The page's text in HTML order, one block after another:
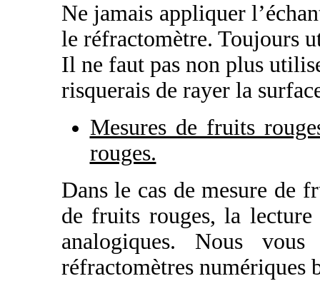
Ne jamais appliquer
le réfractomètre. Toujours
Il ne faut pas non plus
risquerais de rayer la
Mesures de fruits
rouges.
Dans le cas de mesure de
de fruits rouges, la
analogiques. Nous vous
réfractomètres numériques